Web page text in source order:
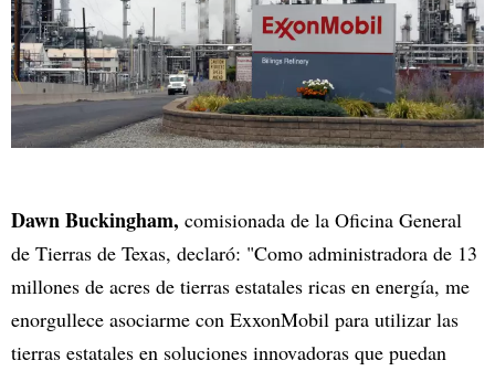
Dawn Buckingham, comisionada de la Oficina General
de Tierras de Texas, declaró: "Como administradora de 13
millones de acres de tierras estatales ricas en energía, me
enorgullece asociarme con ExxonMobil para utilizar las
tierras estatales en soluciones innovadoras que puedan